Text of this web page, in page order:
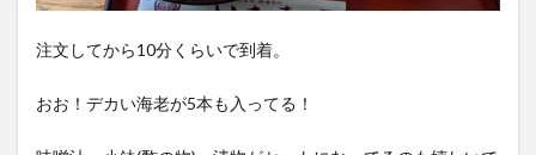
注文してから10分くらいで到着。
おお！デカい海老が5本も入ってる！